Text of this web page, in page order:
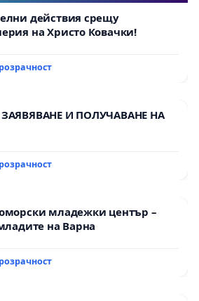
действия срещу
на Христо Ковачки!
И ПОЛУЧАВАНЕ НА
младежки център –
на Варна